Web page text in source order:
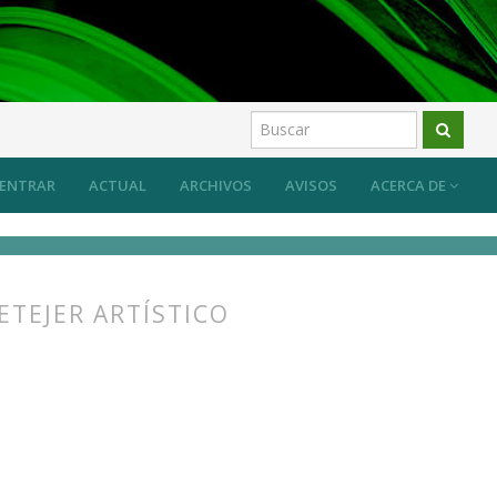
ACTUAL ARCHIVOS AVISOS ACERCA DE
ENTRAR
específico del arte y su transmisión Artículos
ARTÍSTICO